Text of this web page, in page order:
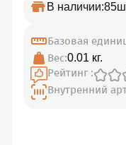
В наличии:
Базовая
Вес:0.01 кг.
Рейтинг :
Внутренний